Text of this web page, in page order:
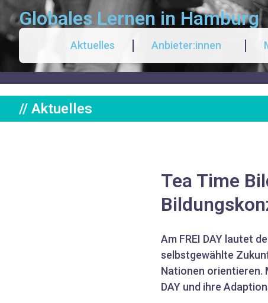
Globales Lernen in Hamburg
Aktuelles Anbieter:innen
// Aktuelles
Tea Time
Am FREI DAY lautet
selbstgewählte
Nationen orientieren.
DAY und ihre